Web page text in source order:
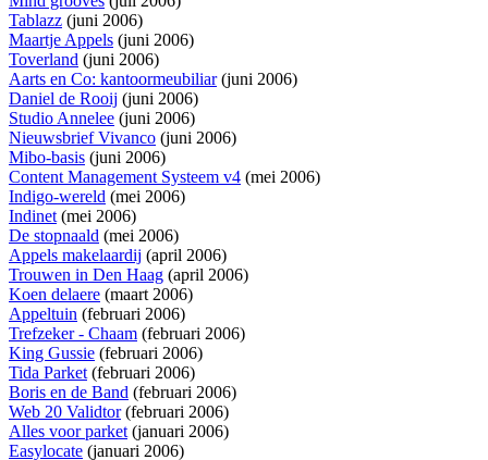
Tablazz (juni 2006)
Maartje Appels (juni 2006)
Toverland (juni 2006)
Aarts en Co: kantoormeubiliar(juni 2006)
Daniel de Rooij (juni 2006)
Studio Annelee (juni 2006)
Nieuwsbrief Vivanco (juni 2006)
Mibo-basis (juni 2006)
Content Management Systeem v4 (mei 2006)
Indigo-wereld (mei 2006)
Indinet(mei 2006)
De stopnaald (mei 2006)
Appels makelaardij (april 2006)
Trouwen in Den Haag (april 2006)
Koen delaere (maart 2006)
Appeltuin (februari 2006)
Trefzeker - Chaam (februari 2006)
King Gussie (februari 2006)
Tida Parket(februari 2006)
Boris en de Band (februari 2006)
Web 20 Validtor(februari 2006)
Alles voor parket(januari 2006)
Easylocate (januari 2006)